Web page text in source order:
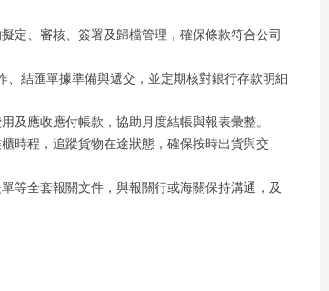
定、審核、簽署及歸檔管理，確保條款符合公司
結匯單據準備與遞交，並定期核對銀行存款明細
及應收應付帳款，協助月度結帳與報表彙整。
時程，追蹤貨物在途狀態，確保按時出貨與交
等全套報關文件，與報關行或海關保持溝通，及